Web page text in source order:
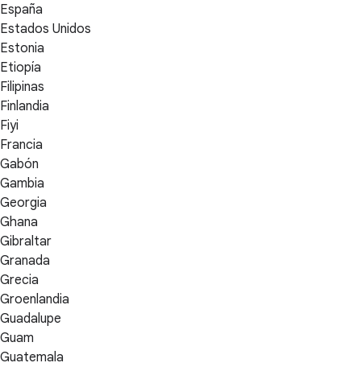
España
Estados Unidos
Estonia
Etiopía
Filipinas
Finlandia
Fiyi
Francia
Gabón
Gambia
Georgia
Ghana
Gibraltar
Granada
Grecia
Groenlandia
Guadalupe
Guam
Guatemala